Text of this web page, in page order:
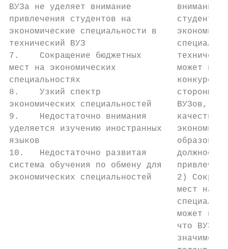
ВУЗа не уделяет внимание         внимание
привлечения студентов на         студентов
экономические специальности в
технический ВУЗ
7.    Сокращение бюджетных
мест на экономических            может
специальностях
8.    Узкий спектр               стороны не
экономических специальностей     ВУЗов,
9.    Недостаточно внимания
уделяется изучению иностранных
языков                           образование
10.   Недостаточно развитая      должное
система обучения по обмену для
экономических специальностей     2)
мест на
может
что ВУЗ
значимое